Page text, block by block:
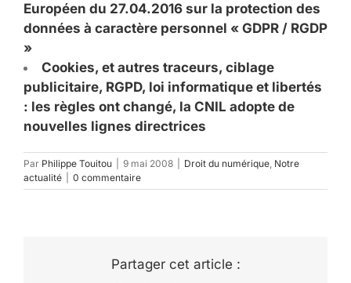
Européen du 27.04.2016 sur la protection des
données à caractère personnel « GDPR / RGDP
»
Cookies, et autres traceurs, ciblage
publicitaire, RGPD, loi informatique et libertés
: les règles ont changé, la CNIL adopte de
nouvelles lignes directrices
Par Philippe Touitou 9 mai 2008 Droit du numérique, Notre
actualité
0 commentaire
Partager cet article :